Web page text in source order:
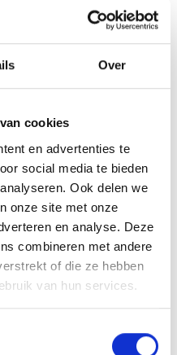
Over
cookies
en advertenties te
social media te bieden
Ook delen we
onze site met onze
en analyse. Deze
combineren met andere
of die ze hebben
van hun services.